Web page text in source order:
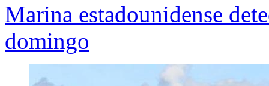
Marina estadounidense
domingo